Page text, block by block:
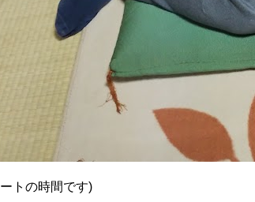
トの時間です)